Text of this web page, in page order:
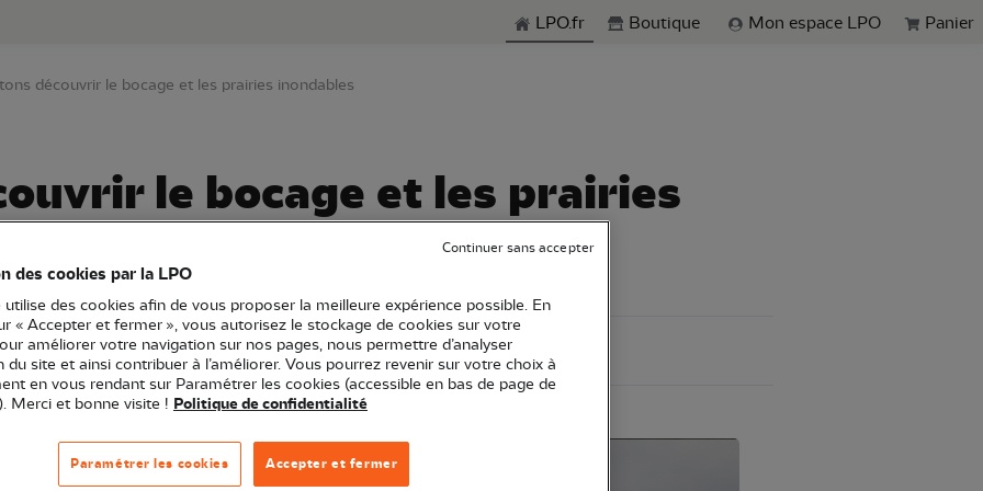
Aller à la rechercheLPO.fr Boutique Mon espace LPO Panier
découvrir le bocage et les prairies inondables
le bocage et les prairies
Val de Loire Sortie nature 37 - Indre-et-Loire
des cookies par la LPO
utilise des cookies afin de vous proposer la meilleure expérience possible. En
« Accepter et fermer », vous autorisez le stockage de cookies sur votre
améliorer votre navigation sur nos pages, nous permettre d’analyser
du site et ainsi contribuer à l’améliorer. Vous pourrez revenir sur votre choix à
en vous rendant sur Paramétrer les cookies (accessible en bas de page de
Merci et bonne visite ! Politique de confidentialité
Accepter et fermer
Paramétrer les cookies
Continuer sans accepter